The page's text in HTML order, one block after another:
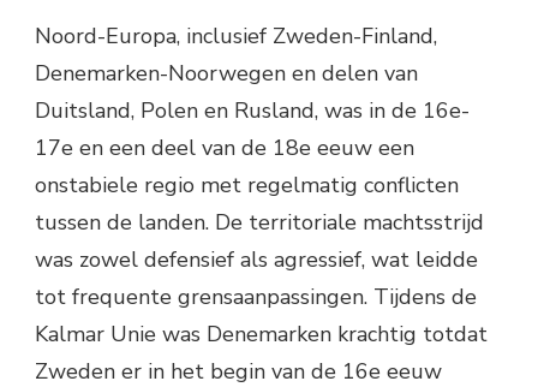
Noord-Europa, inclusief Zweden-Finland,
Denemarken-Noorwegen en delen van
Duitsland, Polen en Rusland, was in de 16e-
17e en een deel van de 18e eeuw een
onstabiele regio met regelmatig conflicten
tussen de landen. De territoriale machtsstrijd
was zowel defensief als agressief, wat leidde
tot frequente grensaanpassingen. Tijdens de
Kalmar Unie was Denemarken krachtig totdat
Zweden er in het begin van de 16e eeuw